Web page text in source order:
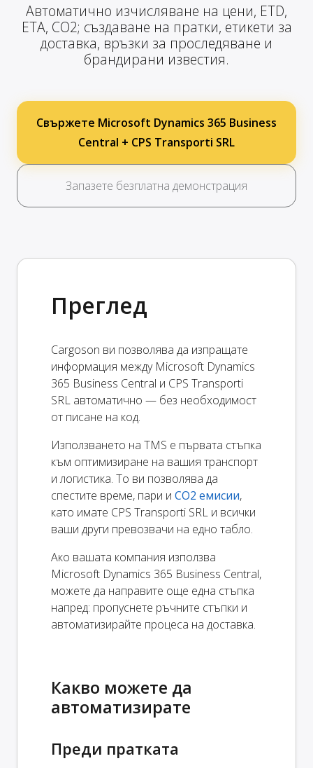
Автоматично изчисляване на цени, ETD,
ETA, CO2; създаване на пратки, етикети за
доставка, връзки за проследяване и
брандирани известия.
Свържете Microsoft Dynamics 365 Business
Central + CPS Transporti SRL
Запазете безплатна демонстрация
Преглед
Cargoson ви позволява да изпращате
информация между Microsoft Dynamics
365 Business Central и CPS Transporti
SRL автоматично — без необходимост
от писане на код.
Използването на TMS е първата стъпка
към оптимизиране на вашия транспорт
и логистика. То ви позволява да
спестите време, пари и CO2 емисии,
като имате CPS Transporti SRL и всички
ваши други превозвачи на едно табло.
Ако вашата компания използва
Microsoft Dynamics 365 Business Central,
можете да направите още една стъпка
напред: пропуснете ръчните стъпки и
автоматизирайте процеса на доставка.
Какво можете да
автоматизирате
Преди пратката